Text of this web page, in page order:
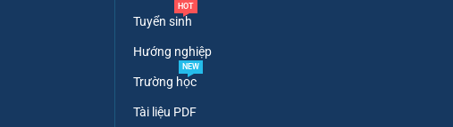
Tuyển sinh
HOT
Hướng nghiệp
Trường học
NEW
Tài liệu PDF